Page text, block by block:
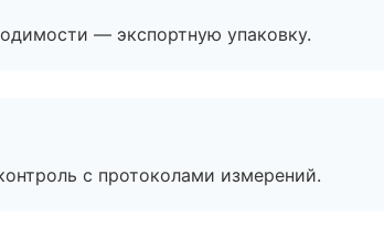
— экспортную упаковку.
с протоколами измерений.